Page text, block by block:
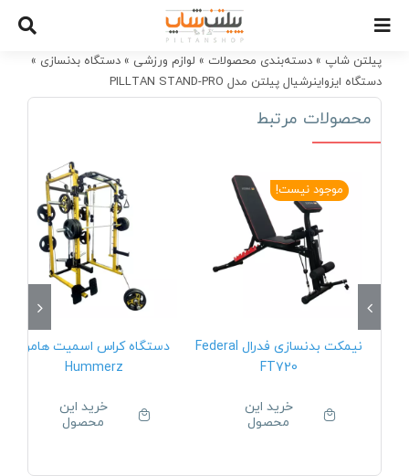
contentپیلتن شاپ » دسته‌بندی محصولات » لوازم ورزشی » دستگاه بدنسازی »
دستگاه ایزواینرشیال پیلتن مدل PILLTAN STAND-PRO
محصولات مرتبط
موجود نیست!
نیمکت بدنسازی فدرال Federal
FT720
خرید این
محصول
دستگاه کراس اسمیت هامرز
Hummerz
خرید این
محصول